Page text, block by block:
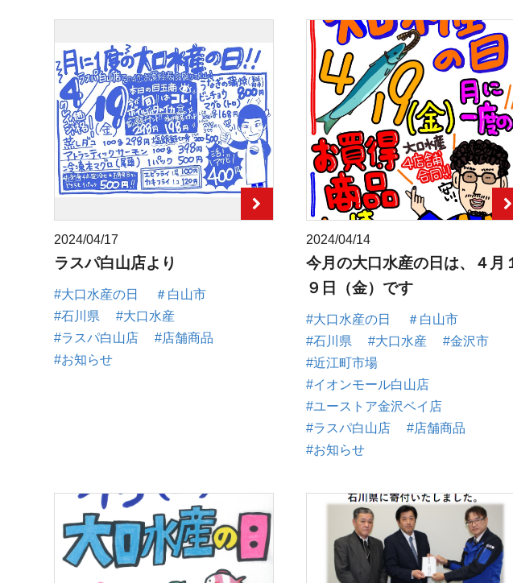
2024/04/17
ラスパ白山店より
#大口水産の日
＃白山市
#石川県
#大口水産
#ラスパ白山店
#店舗商品
#お知らせ
2024/04/14
今月の大口水産の日は、４月
９日（金）です
#大口水産の日
＃白山市
#石川県
#大口水産
#金沢市
#近江町市場
#イオンモール白山店
#ユーストア金沢ベイ店
#ラスパ白山店
#店舗商品
#お知らせ